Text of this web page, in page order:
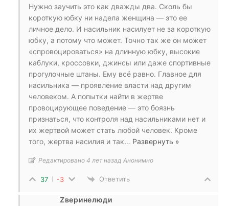
Нужно заучить это как дважды два. Сколь бы
короткую юбку ни надела женщина — это ее
личное дело. И насильник насилует не за короткую
юбку, а потому что может. Точно так же он может
«спровоцироваться» на длинную юбку, высокие
каблуки, кроссовки, джинсы или даже спортивные
прогулочные штаны. Ему всё равно. Главное для
насильника — проявление власти над другим
человеком. А попытки найти в жертве
провоцирующее поведение — это боязнь
признаться, что контроля над насильниками нет и
их жертвой может стать любой человек. Кроме
того, жертва насилия и так… Развернуть »
Редактировано 4 лет назад Анонимно
37 -3 Ответить
Zверинелюди